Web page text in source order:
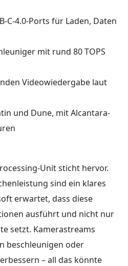
C-4.0-Ports für Laden, Daten
mit rund 80 TOPS
Videowiedergabe laut
und Dune, mit Alcantara-
Unit sticht hervor.
sind ein klares
erwartet, dass diese
ausführt und nicht nur
setzt. Kamerastreams
beschleunigen oder
– all das könnte